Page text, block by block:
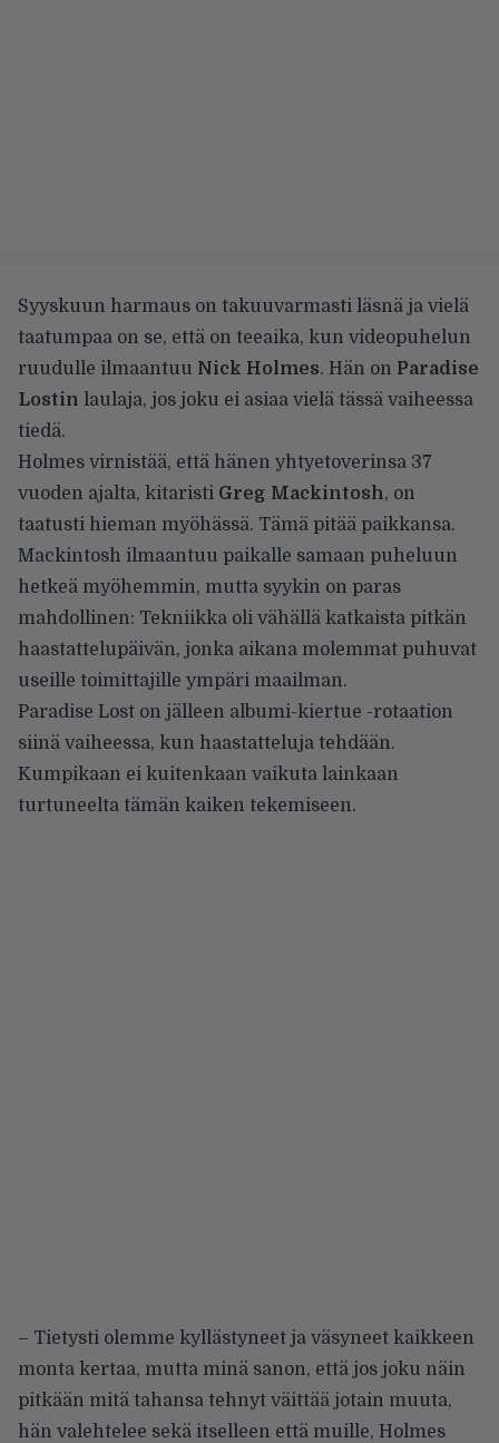
Syyskuun harmaus on takuuvarmasti läsnä ja vielä
taatumpaa on se, että on teeaika, kun videopuhelun
ruudulle ilmaantuu Nick Holmes. Hän on Paradise
Lostin
laulaja, jos joku ei asiaa vielä tässä vaiheessa
tiedä.
Holmes virnistää, että hänen yhtyetoverinsa 37
vuoden ajalta, kitaristi Greg Mackintosh, on
taatusti hieman myöhässä. Tämä pitää paikkansa.
Mackintosh ilmaantuu paikalle samaan puheluun
hetkeä myöhemmin, mutta syykin on paras
mahdollinen: Tekniikka oli vähällä katkaista pitkän
haastattelupäivän, jonka aikana molemmat puhuvat
useille toimittajille ympäri maailman.
Paradise Lost on jälleen albumi-kiertue -rotaation
siinä vaiheessa, kun haastatteluja tehdään.
Kumpikaan ei kuitenkaan vaikuta lainkaan
turtuneelta tämän kaiken tekemiseen.
– Tietysti olemme kyllästyneet ja väsyneet kaikkeen
monta kertaa, mutta minä sanon, että jos joku näin
pitkään mitä tahansa tehnyt väittää jotain muuta,
hän valehtelee sekä itselleen että muille, Holmes